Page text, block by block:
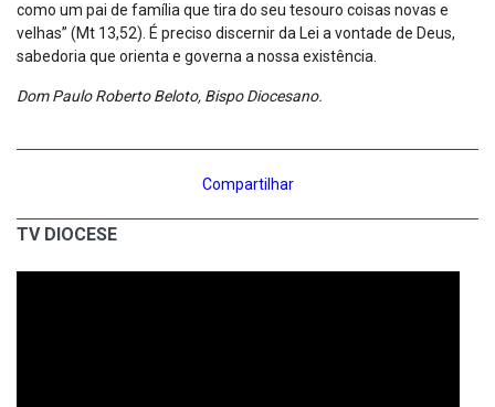
como um pai de família que tira do seu tesouro coisas novas e
velhas” (Mt 13,52). É preciso discernir da Lei a vontade de Deus,
sabedoria que orienta e governa a nossa existência.
Dom Paulo Roberto Beloto, Bispo Diocesano.
Compartilhar
TV DIOCESE